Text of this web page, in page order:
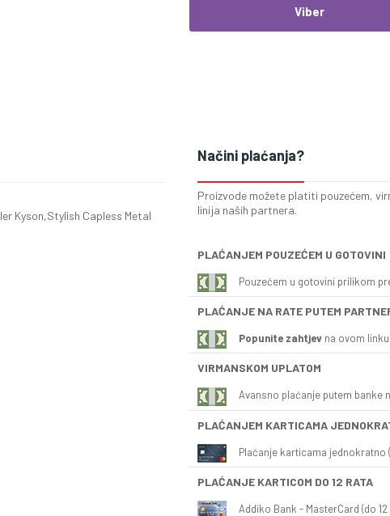
Viber
Kyson,Stylish Capless Metal
Načini plaćanja?
Proizvode možete platiti pouzećem,
linija naših partnera.
PLAĆANJEM POUZEĆEM U GOTOVINI
Pouzećem u gotovini prilikom
PLAĆANJE NA RATE PUTEM
Popunite zahtjev na ovom
VIRMANSKOM UPLATOM
Avansno plaćanje putem banke
PLAĆANJEM KARTICAMA
Plaćanje karticama jednokratno
PLAĆANJE KARTICOM DO 12 RATA
Addiko Bank - MasterCard (do